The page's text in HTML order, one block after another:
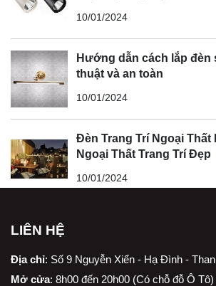
10/01/2024
Hướng dẫn cách lắp đèn
thuật và an toàn
10/01/2024
Đèn Trang Trí Ngoại Thất
Ngoại Thất Trang Trí Đẹp
10/01/2024
LIÊN HỆ
Địa chỉ: Số 9 Nguyễn Xiển - Hạ Đình -
Mở cửa: 8h00 đến 20h00 (Có chỗ đỗ Ô Tô)